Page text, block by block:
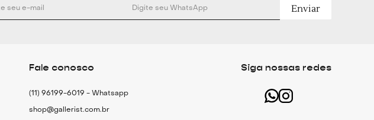
Enviar
Fale conosco
(11) 96199-6019 - Whatsapp
shop@gallerist.com.br
Siga nossas redes